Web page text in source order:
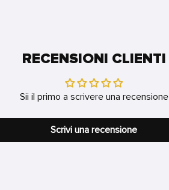
RECENSIONI CLIENTI
Sii il primo a scrivere una recensione
Scrivi una recensione